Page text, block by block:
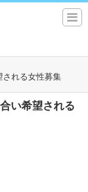
される女性募集
い希望される